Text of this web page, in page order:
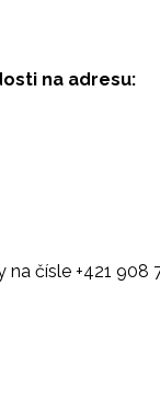
na adresu:
čísle +421 908